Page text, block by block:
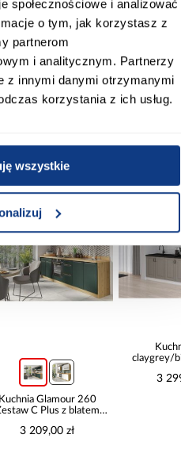
społecznościowe i analizować
o tym, jak korzystasz z
partnerom
i analitycznym. Partnerzy
z innymi danymi otrzymanymi
korzystania z ich usług.
wszystkie
dolne-antracyt
Zobacz więcej >
również
PORÓWNAJ
Kuchnia Glamour 260
C Plus z blatem
3 209,00 zł
claygrey/
3